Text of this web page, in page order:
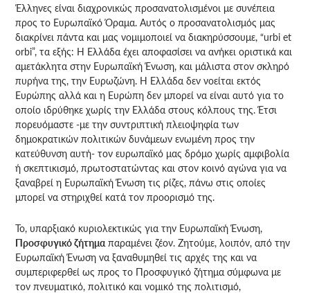
Έλληνες είναι διαχρονικώς προσανατολισμένοι με συνέπεια
προς το Ευρωπαϊκό Όραμα. Αυτός ο προσανατολισμός μας
διακρίνει πάντα και μας νομιμοποιεί να διακηρύσσουμε, “urbi et
orbi”, τα εξής: Η Ελλάδα έχει αποφασίσει να ανήκει οριστικά και
αμετάκλητα στην Ευρωπαϊκή Ένωση, και μάλιστα στον σκληρό
πυρήνα της, την Ευρωζώνη. Η Ελλάδα δεν νοείται εκτός
Ευρώπης αλλά και η Ευρώπη δεν μπορεί να είναι αυτό για το
οποίο ιδρύθηκε χωρίς την Ελλάδα στους κόλπους της. Έτσι
πορευόμαστε -με την συντριπτική πλειοψηφία των
δημοκρατικών πολιτικών δυνάμεων ενωμένη προς την
κατεύθυνση αυτή- τον ευρωπαϊκό μας δρόμο χωρίς αμφιβολία
ή σκεπτικισμό, πρωτοστατώντας και στον κοινό αγώνα για να
ξαναβρεί η Ευρωπαϊκή Ένωση τις ρίζες, πάνω στις οποίες
μπορεί να στηριχθεί κατά τον προορισμό της.
Το, υπαρξιακό κυριολεκτικώς για την Ευρωπαϊκή Ένωση,
Προσφυγικό ζήτημα παραμένει ζέον. Ζητούμε, λοιπόν, από την
Ευρωπαϊκή Ένωση να ξαναθυμηθεί τις αρχές της και να
συμπεριφερθεί ως προς το Προσφυγικό ζήτημα σύμφωνα με
τον πνευματικό, πολιτικό και νομικό της πολιτισμό,